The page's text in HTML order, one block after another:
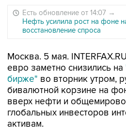
Есть обновление от 14:07 →
Нефть усилила рост на фоне
восстановление спроса
Москва. 5 мая.
евро заметно снизились на
бирже" во вторник утром,
бивалютной корзине на
вверх нефти и
глобальных инвесторов
активам.